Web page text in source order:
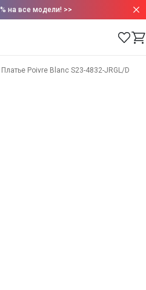
на все модели! >>
Платье Poivre Blanc S23-4832-JRGL/D